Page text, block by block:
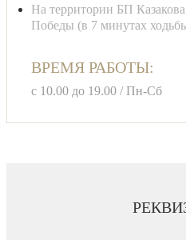
На территории БП
Победы (в 7 минутах
ВРЕМЯ РАБОТЫ:
с 10.00 до 19.00 / Пн-Сб